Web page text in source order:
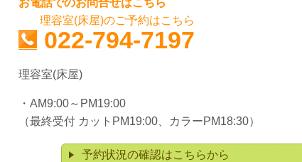
お電話でのお問合せはこちら
理容室(床屋)のご予約はこちら
022-794-7197
理容室(床屋)
・AM9:00～PM19:00
（最終受付 カットPM19:00、カラーPM18:30）
予約状況の確認はこちらから